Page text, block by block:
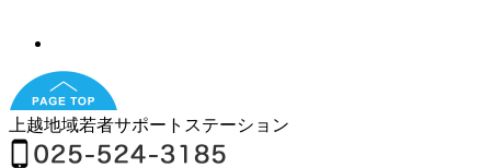
上越地域若者サポートステーション